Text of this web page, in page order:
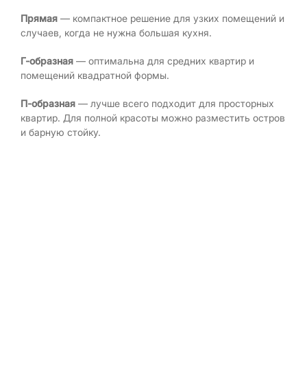
Прямая — компактное решение для узких помещений и
случаев, когда не нужна большая кухня.
Г-образная — оптимальна для средних квартир и
помещений квадратной формы.
П-образная — лучше всего подходит для просторных
квартир. Для полной красоты можно разместить остров
и барную стойку.